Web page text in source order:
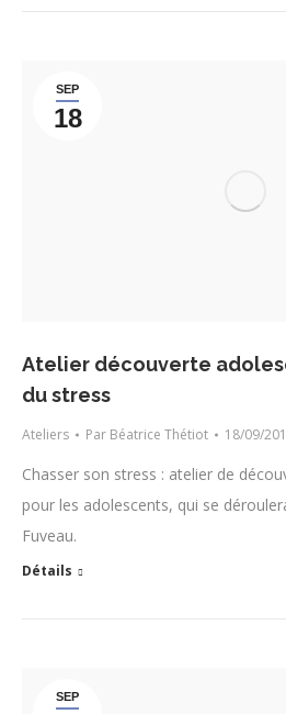
SEP
18
Atelier découverte
du stress
Ateliers Par Béatrice Thétiot 18/09/
Chasser son stress : atelier de
pour les adolescents, qui se
Fuveau.
Détails
SEP